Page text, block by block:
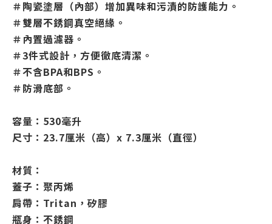
＃陶瓷塗層（內部）增加異味和污漬的防護能力。
＃雙層不銹鋼真空絕緣。
＃內置過濾器。
＃3件式設計，方便徹底清潔。
＃不含BPA和BPS。
＃防滑底部。
容量：530毫升
尺寸：23.7厘米（高）x 7.3厘米（直徑）
材質：
蓋子：聚丙烯
肩帶：Tritan，矽膠
瓶身：不銹鋼